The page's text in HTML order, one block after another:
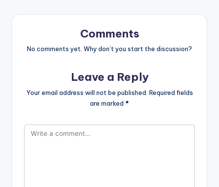
Comments
No comments yet. Why don’t you start the discussion?
Leave a Reply
Your email address will not be published. Required fields
are marked *